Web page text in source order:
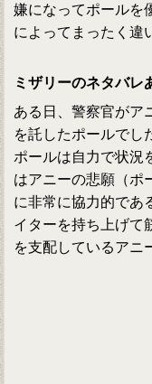
嫌になってポールを
によってまったく違
ミザリーのネタバレ
ある日、警察官がア
を託したポールでし
ポールは自力で状況
はアニーの悲願（ポ
に非常に協力的であ
イターを持ち上げて
を支配しているアニ